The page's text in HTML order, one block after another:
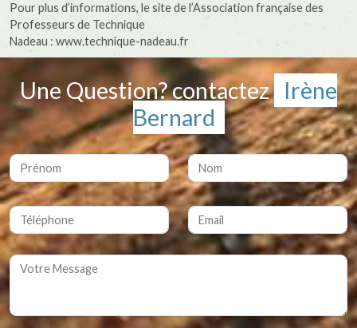
Pour plus d’informations, le site de l’Association française des
Professeurs de Technique
Nadeau : www.technique-nadeau.fr
Une Question? contactez Irène
Bernard